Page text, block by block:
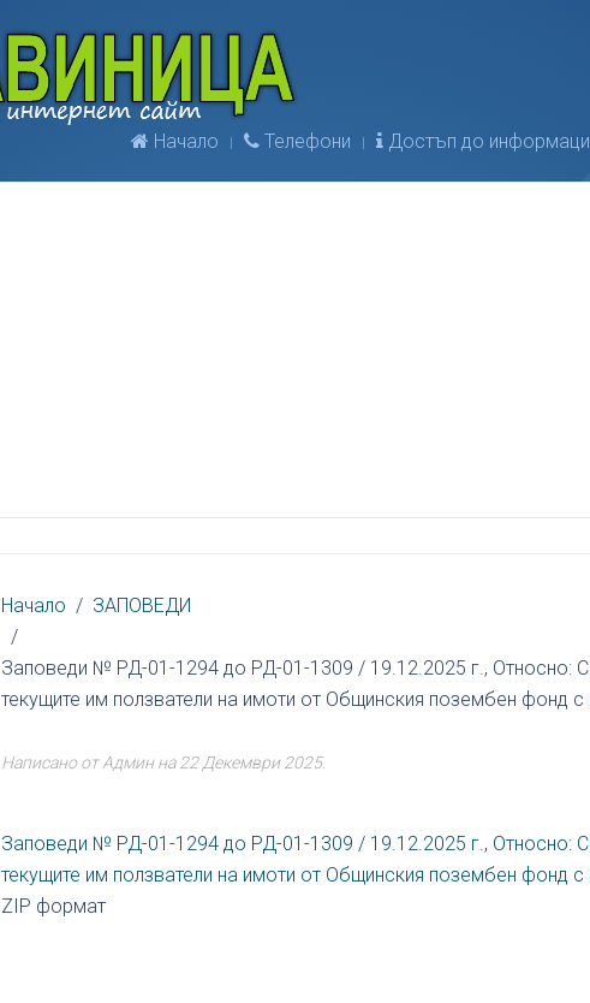
Начало Телефони Достъп до
Начало ЗАПОВЕДИ
Заповеди № РД-01-1294 до РД-01-1309 / 19.12.2025 г., Относно:
текущите им ползватели на имоти от Общинския позембен фонд
Написано от Админ на 22 Декември 2025.
Заповеди № РД-01-1294 до РД-01-1309 / 19.12.2025 г., Относно:
текущите им ползватели на имоти от Общинския позембен фонд
ZIP формат